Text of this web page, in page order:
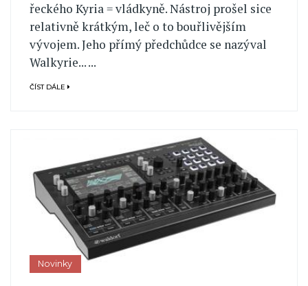
řeckého Kyria = vládkyně. Nástroj prošel sice
relativně krátkým, leč o to bouřlivějším
vývojem. Jeho přímý předchůdce se nazýval
Walkyrie... ...
ČÍST DÁLE
Novinky